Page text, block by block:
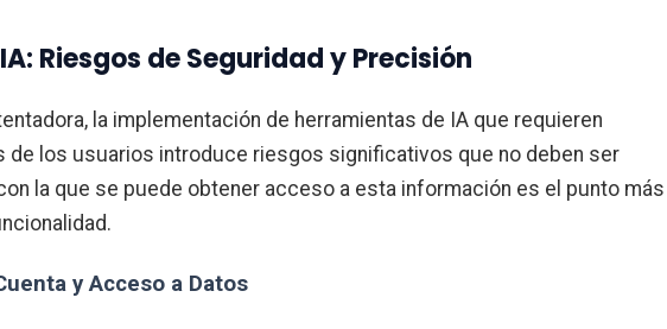
Riesgos de Seguridad y Precisión
la implementación de herramientas de IA que requieren
de los usuarios introduce riesgos significativos que no deben ser
la que se puede obtener acceso a esta información es el punto más
y Acceso a Datos